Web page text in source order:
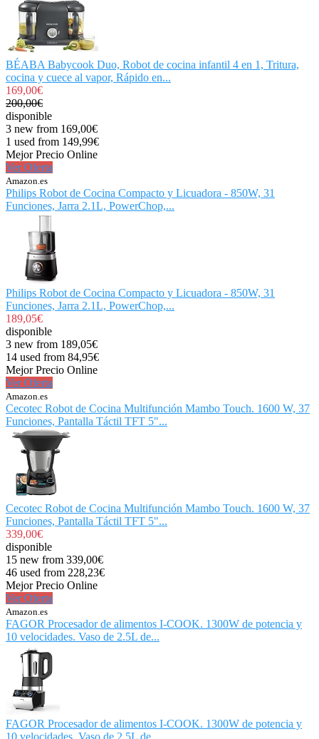
BÉABA Babycook Duo, Robot de cocina infantil 4 en 1, Tritura,
cocina y cuece al vapor, Rápido en...
169,00€
200,00€
disponible
3 new from 169,00€
1 used from 149,99€
Mejor Precio Online
Ver Oferta
Amazon.es
Philips Robot de Cocina Compacto y Licuadora - 850W, 31
Funciones, Jarra 2.1L, PowerChop,...
Philips Robot de Cocina Compacto y Licuadora - 850W, 31
Funciones, Jarra 2.1L, PowerChop,...
189,05€
disponible
3 new from 189,05€
14 used from 84,95€
Mejor Precio Online
Ver Oferta
Amazon.es
Cecotec Robot de Cocina Multifunción Mambo Touch. 1600 W, 37
Funciones, Pantalla Táctil TFT 5"...
Cecotec Robot de Cocina Multifunción Mambo Touch. 1600 W, 37
Funciones, Pantalla Táctil TFT 5"...
339,00€
disponible
15 new from 339,00€
46 used from 228,23€
Mejor Precio Online
Ver Oferta
Amazon.es
FAGOR Procesador de alimentos I-COOK. 1300W de potencia y
10 velocidades. Vaso de 2.5L de...
FAGOR Procesador de alimentos I-COOK. 1300W de potencia y
10 velocidades. Vaso de 2.5L de...